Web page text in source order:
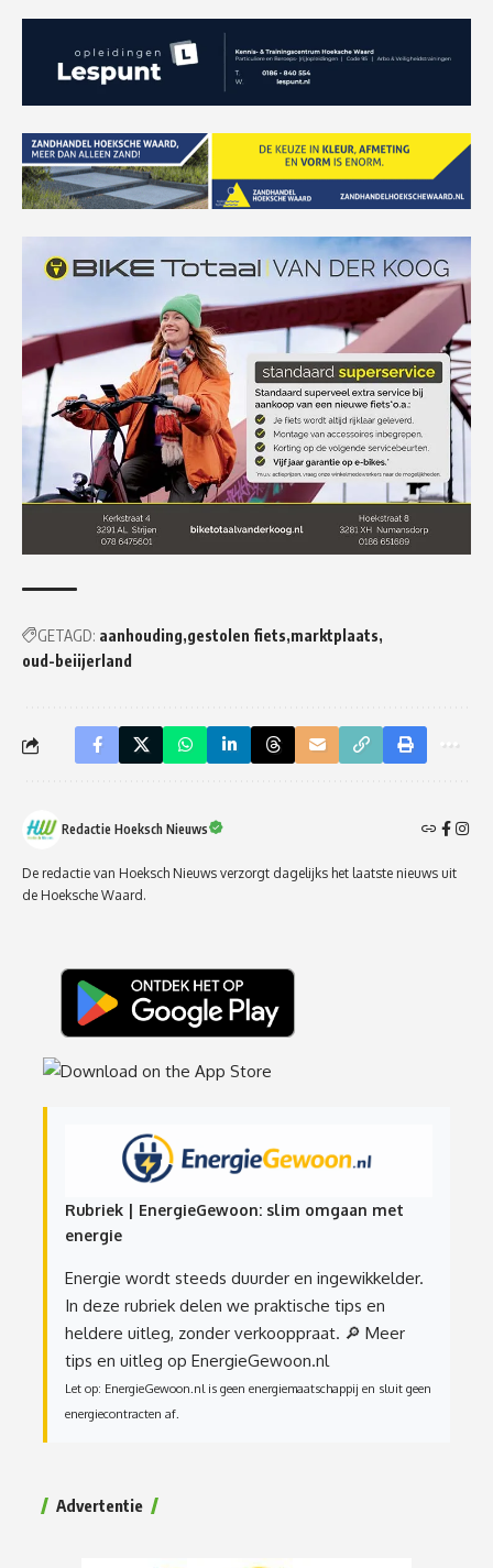
GETAGD: aanhouding gestolen fiets marktplaats
oud-beiijerland
Redactie Hoeksch Nieuws
De redactie van Hoeksch Nieuws verzorgt dagelijks het laatste nieuws uit
de Hoeksche Waard.
Rubriek | EnergieGewoon: slim omgaan met
energie
Energie wordt steeds duurder en ingewikkelder.
In deze rubriek delen we praktische tips en
heldere uitleg, zonder verkooppraat. 🔎 Meer
tips en uitleg op EnergieGewoon.nl
Let op: EnergieGewoon.nl is geen energiemaatschappij en sluit geen
energiecontracten af.
Advertentie